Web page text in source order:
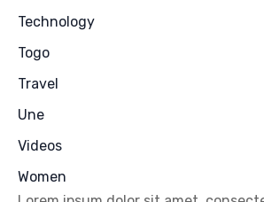
Technology
Togo
Travel
Une
Videos
Women